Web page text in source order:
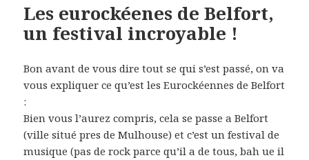
Les eurockéenes de Belfort,
un festival incroyable !
Bon avant de vous dire tout se qui s’est passé, on va
vous expliquer ce qu’est les Eurockéennes de Belfort
:
Bien vous l’aurez compris, cela se passe a Belfort
(ville situé pres de Mulhouse) et c’est un festival de
musique (pas de rock parce qu’il a de tous, bah ue il